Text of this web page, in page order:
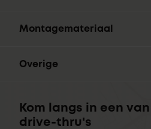
Montagemateriaal
Overige
Kom langs in een
drive-thru's